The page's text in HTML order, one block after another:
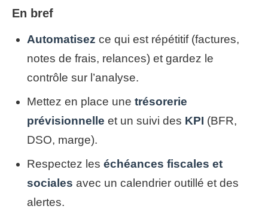
En bref
Automatisez ce qui est répétitif (factures,
notes de frais, relances) et gardez le
contrôle sur l’analyse.
Mettez en place une trésorerie
prévisionnelle et un suivi des KPI (BFR,
DSO, marge).
Respectez les échéances fiscales et
sociales avec un calendrier outillé et des
alertes.